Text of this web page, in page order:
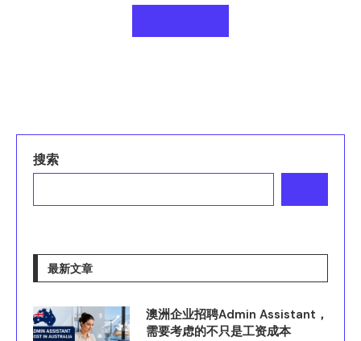
搜索
最新文章
澳洲企业招聘Admin Assistant，
需要考虑的不只是工资成本